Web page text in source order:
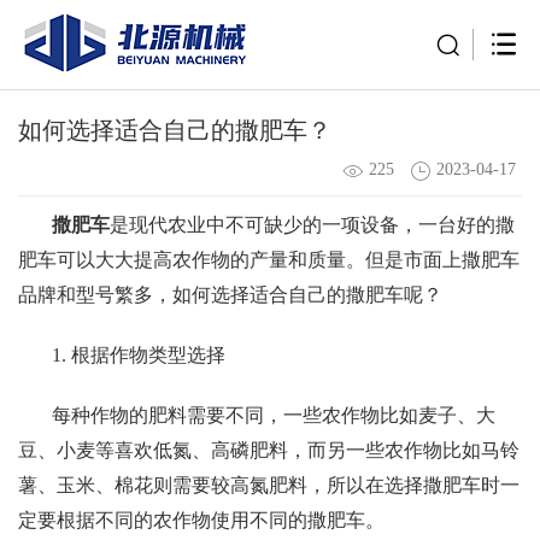
如何选择适合自己的撒肥车？
225 2023-04-17
撒肥车是现代农业中不可缺少的一项设备，一台好的撒
肥车可以大大提高农作物的产量和质量。但是市面上撒肥车
品牌和型号繁多，如何选择适合自己的撒肥车呢？
1. 根据作物类型选择
每种作物的肥料需要不同，一些农作物比如麦子、大
豆、小麦等喜欢低氮、高磷肥料，而另一些农作物比如马铃
薯、玉米、棉花则需要较高氮肥料，所以在选择撒肥车时一
定要根据不同的农作物使用不同的撒肥车。